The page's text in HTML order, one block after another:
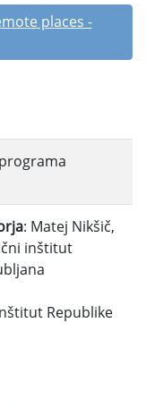
places -
: Matej Nikšič,
inštitut
Republike